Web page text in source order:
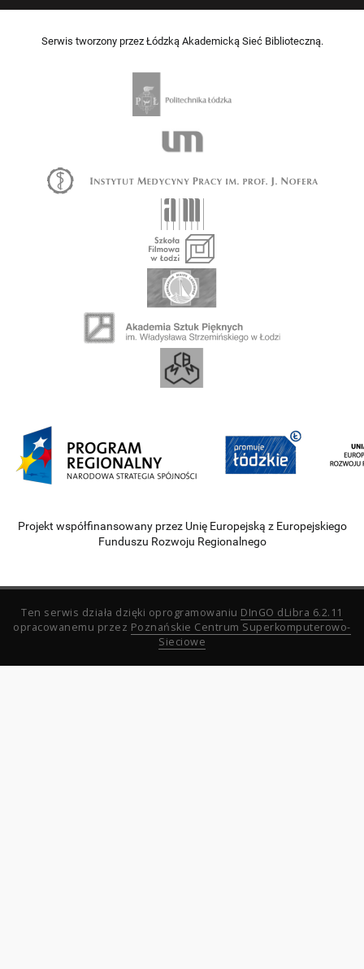
Serwis tworzony przez Łódzką Akademicką Sieć Biblioteczną.
Projekt współfinansowany przez Unię Europejską z Europejskiego
Funduszu Rozwoju Regionalnego
Ten serwis działa dzięki oprogramowaniu DInGO dLibra 6.2.11
opracowanemu przez Poznańskie Centrum Superkomputerowo-
Sieciowe